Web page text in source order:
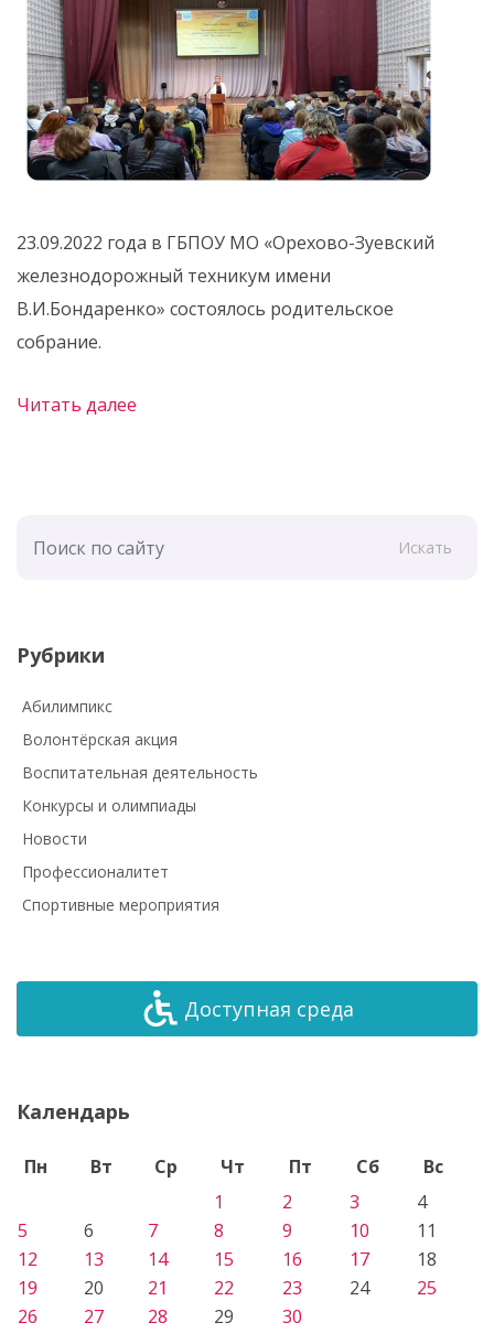
23.09.2022 года в ГБПОУ МО «Орехово-Зуевский
железнодорожный техникум имени
В.И.Бондаренко» состоялось родительское
собрание.
Читать далее
Искать
Рубрики
Абилимпикс
Волонтёрская акция
Воспитательная деятельность
Конкурсы и олимпиады
Новости
Профессионалитет
Спортивные мероприятия
Доступная среда
Календарь
Пн Вт Ср Чт Пт Сб
Вс
1
2 3
4
5
6 7 8 9 10
11
12
13 14 15 16 17
18
19
20 21 22 23 24
25
26
27 28 29 30